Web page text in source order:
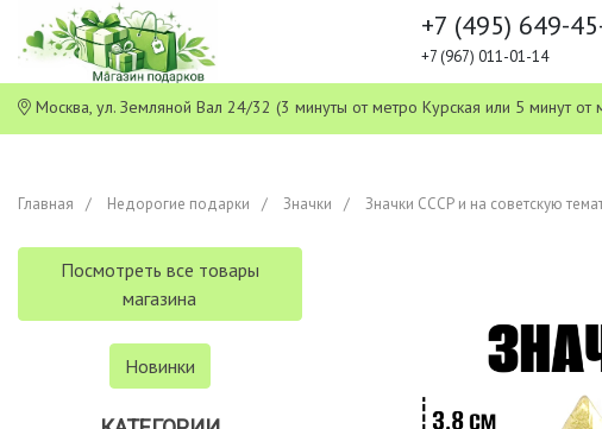
+7 (495) 649-
+7 (967) 011-01-14
Москва, ул. Земляной Вал 24/32 (3 минуты от метро Курская или 5 минут
Главная Недорогие подарки Значки Значки СССР и на советскую
Посмотреть все товары
магазина
Новинки